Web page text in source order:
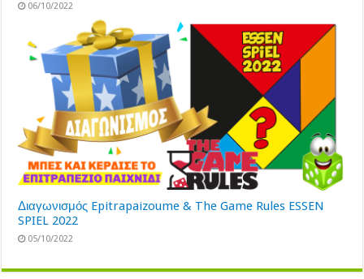
06/10/2022
Διαγωνισμός Epitrapaizoume & The Game Rules ESSEN
SPIEL 2022
05/10/2022